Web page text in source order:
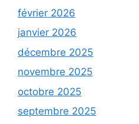
février 2026
janvier 2026
décembre 2025
novembre 2025
octobre 2025
septembre 2025